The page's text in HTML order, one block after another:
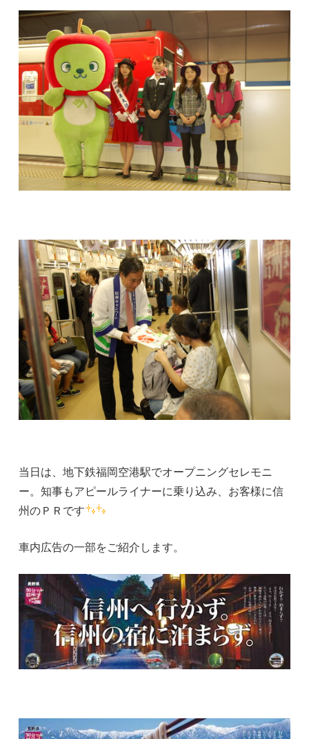
当日は、地下鉄福岡空港駅でオープニングセレモニ
ー。知事もアピールライナーに乗り込み、お客様に信
州のＰＲです
車内広告の一部をご紹介します。